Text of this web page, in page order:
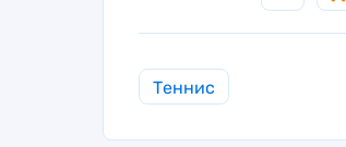
Теннис